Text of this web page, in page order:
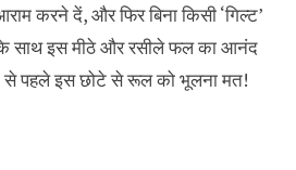
करने दें, और फिर बिना किसी ‘गिल्ट’
के साथ इस मीठे और रसीले फल का आनंद
से पहले इस छोटे से रूल को भूलना मत!